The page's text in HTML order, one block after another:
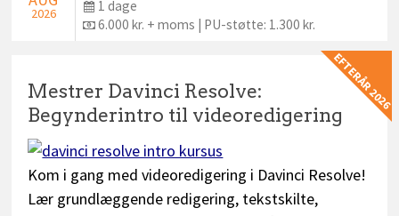
2026
Dage:
1 dage
Pris:6.000 kr. + moms | PU-støtte: 1.300 kr.
Mestrer Davinci Resolve:
Begynderintro til videoredigering
EFTERÅR 2026
Kom i gang med videoredigering i Davinci Resolve!
Lær grundlæggende redigering, tekstskilte,